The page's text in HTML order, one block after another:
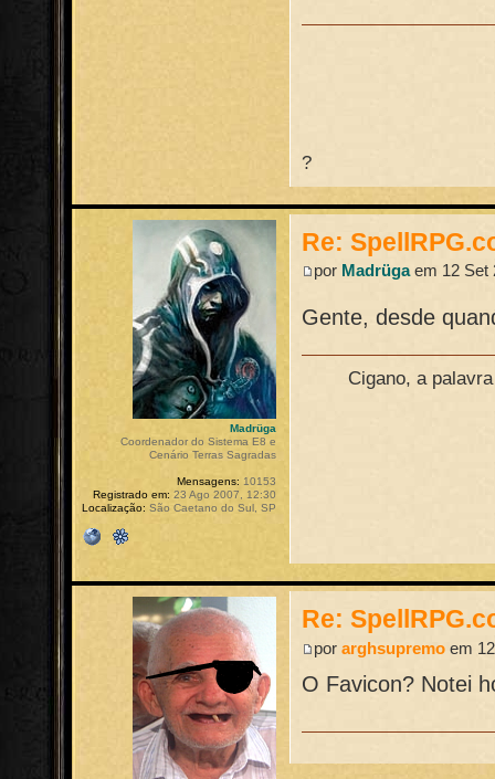
?
Re:
por Madrügaem 12 Set
Gente, desde
Cigano, a
Madrüga
Coordenador do Sistema E8 e
Cenário Terras Sagradas
Mensagens: 10153
Registrado em: 23 Ago 2007, 12:30
Localização: São Caetano do Sul, SP
Re:
porarghsupremo em
O Favicon? Notei